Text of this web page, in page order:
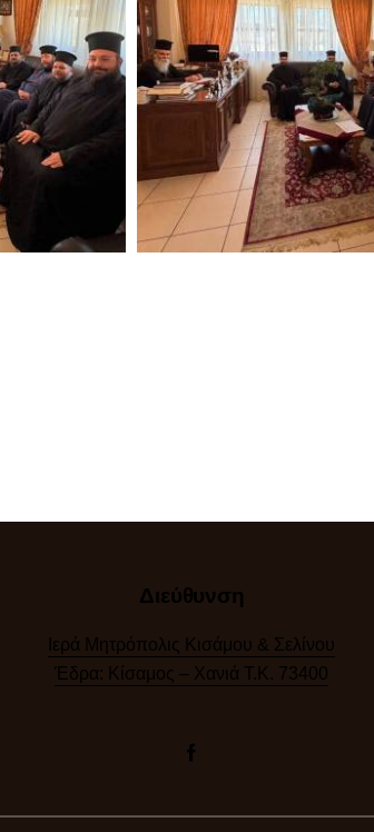
Διεύθυνση
Ιερά Μητρόπολις Κισάμου & Σελίνου
Έδρα: Κίσαμος – Χανιά Τ.Κ. 73400